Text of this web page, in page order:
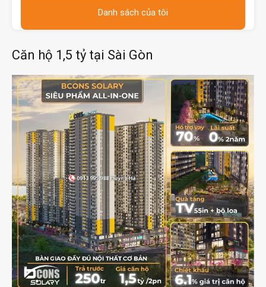
Danh sách của tôi
Căn hộ 1,5 tỷ tại Sài Gòn